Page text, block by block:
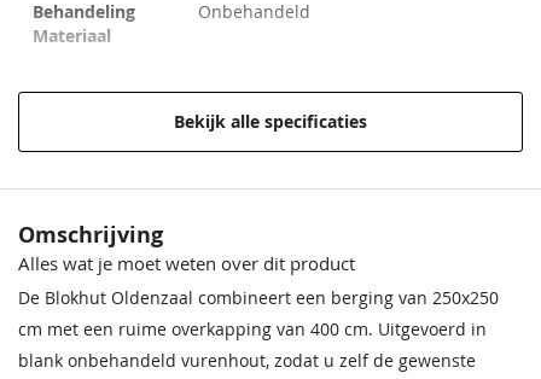
Behandeling
Materiaal
Onbehandeld
Incl.
Met overkapping
Deur 1930mm x 1210mm
Wandhoogte 223cm
Bekijk alle specificaties
Omschrijving
Alles wat je moet weten over dit product
De Blokhut Oldenzaal combineert een berging van 250x250
cm met een ruime overkapping van 400 cm. Uitgevoerd in
blank onbehandeld vurenhout, zodat u zelf de gewenste